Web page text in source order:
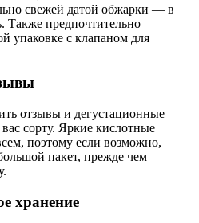
свежей датой обжарки — в
Также предпочтительно
упаковке с клапаном для
отзывы и дегустационные
сорту. Яркие кислотные
поэтому если возможно,
пакет, прежде чем
хранение